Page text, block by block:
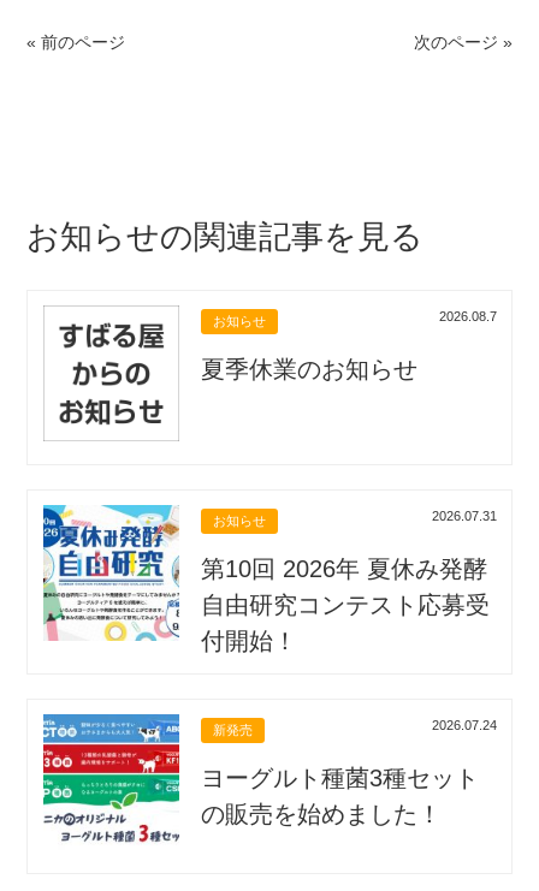
« 前のページ 次のページ »
お知らせの関連記事を見る
お知らせ 2026.08.7
夏季休業のお知らせ
お知らせ 2026.07.31
第10回 2026年 夏休み発酵
自由研究コンテスト応募受
付開始！
新発売 2026.07.24
ヨーグルト種菌3種セット
の販売を始めました！